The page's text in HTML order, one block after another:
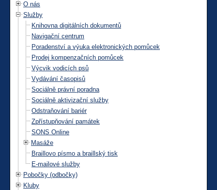
O nás
Služby
Knihovna digitálních dokumentů
Navigační centrum
Poradenství a výuka elektronických pomůcek
Prodej kompenzačních pomůcek
Výcvik vodicích psů
Vydávání časopisů
Sociálně právní poradna
Sociálně aktivizační služby
Odstraňování bariér
Zpřístupňování památek
SONS Online
Masáže
Braillovo písmo a braillský tisk
E-mailové služby
Pobočky (odbočky)
Kluby